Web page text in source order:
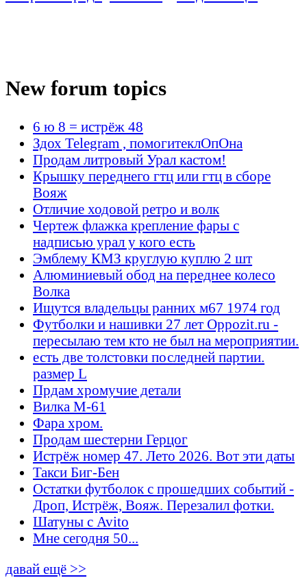
New forum topics
6 ю 8 = истрёж 48
Здох Telegram , помогитеклОпОна
Продам литровый Урал кастом!
Крышку переднего гтц или гтц в сборе
Вояж
Отличие ходовой ретро и волк
Чертеж флажка крепление фары с
надписью урал у кого есть
Эмблему КМЗ круглую куплю 2 шт
Алюминиевый обод на переднее колесо
Волка
Ищутся владельцы ранних м67 1974 год
Футболки и нашивки 27 лет Oppozit.ru -
пересылаю тем кто не был на мероприятии.
есть две толстовки последней партии.
размер L
Прдам хромучие детали
Вилка М-61
Фара хром.
Продам шестерни Герцог
Истрёж номер 47. Лето 2026. Вот эти даты
Такси Биг-Бен
Остатки футболок с прошедших событий -
Дроп, Истрёж, Вояж. Перезалил фотки.
Шатуны с Avito
Мне сегодня 50...
давай ещё >>